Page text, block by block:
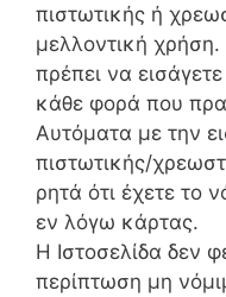
πιστωτικής ή
μελλοντική
πρέπει να
κάθε φορά που
Αυτόματα με την
πιστωτικής/
ρητά ότι έχετε το
εν λόγω κάρτας.
Η Ιστοσελίδα δεν
περίπτωση μη